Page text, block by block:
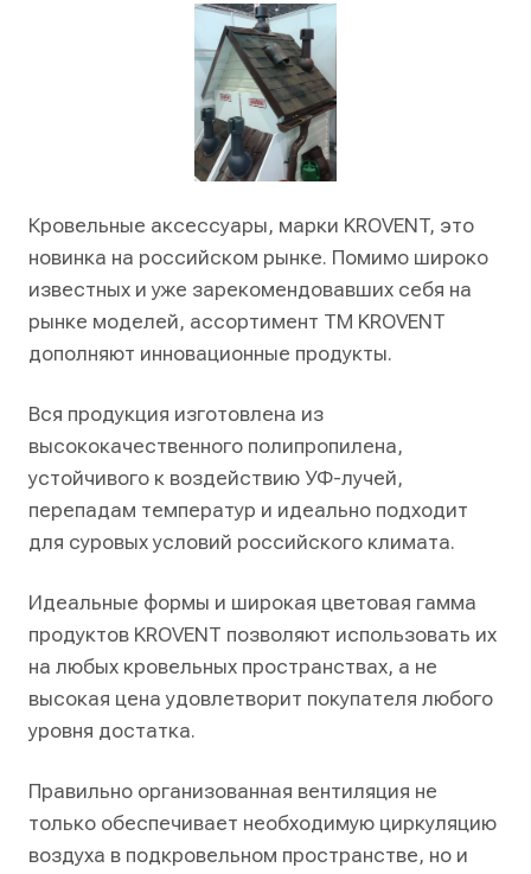
Кровельные аксессуары, марки KROVENT, это
новинка на российском рынке. Помимо широко
известных и уже зарекомендовавших себя на
рынке моделей, ассортимент ТМ KROVENT
дополняют инновационные продукты.
Вся продукция изготовлена из
высококачественного полипропилена,
устойчивого к воздействию УФ-лучей,
перепадам температур и идеально подходит
для суровых условий российского климата.
Идеальные формы и широкая цветовая гамма
продуктов KROVENT позволяют использовать их
на любых кровельных пространствах, а не
высокая цена удовлетворит покупателя любого
уровня достатка.
Правильно организованная вентиляция не
только обеспечивает необходимую циркуляцию
воздуха в подкровельном пространстве, но и